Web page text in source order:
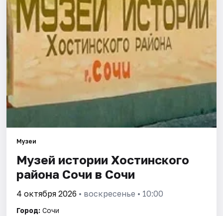
Артисты
Рейтинги
Музеи
Музей истории Хостинского
района Сочи в Сочи
4 октября 2026 • воскресенье • 10:00
Город: Сочи